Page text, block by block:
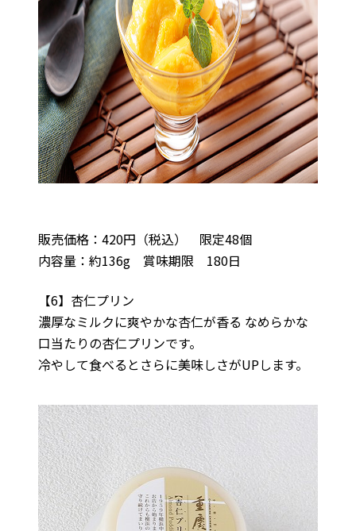
販売価格：420円（税込） 限定48個
内容量：約136g 賞味期限 180日
【6】杏仁プリン
濃厚なミルクに爽やかな杏仁が香る なめらかな
口当たりの杏仁プリンです。
冷やして食べるとさらに美味しさがUPします。